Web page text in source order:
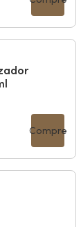
Compre